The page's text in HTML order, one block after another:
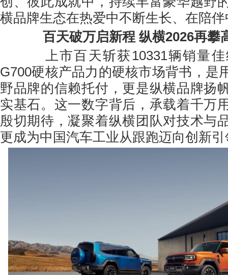
横品牌生态在热爱中不断生长、在陪
百天破万启新程 纵横2026再攀
上市百天斩获10331辆销量佳
G700硬核产品力的硬核市场背书，是
野品牌的信赖托付，更是纵横品牌扬
实基石。这一数字背后，承载着千万
殷切期待，凝聚着纵横团队对技术与
更成为中国汽车工业从跟跑迈向创新